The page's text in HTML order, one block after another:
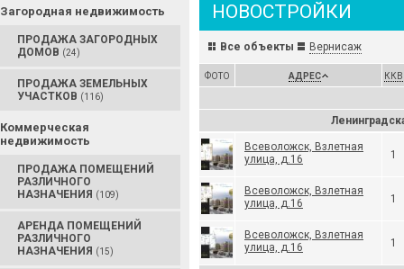
Загородная недвижимость
ПРОДАЖА ЗАГОРОДНЫХ
ДОМОВ (24)
ПРОДАЖА ЗЕМЕЛЬНЫХ
УЧАСТКОВ (116)
Коммерческая
недвижимость
ПРОДАЖА ПОМЕЩЕНИЙ
РАЗЛИЧНОГО
НАЗНАЧЕНИЯ (109)
АРЕНДА ПОМЕЩЕНИЙ
РАЗЛИЧНОГО
НАЗНАЧЕНИЯ (15)
НОВОСТРОЙКИ
Все объекты Вернисаж
ФОТО АДРЕС ККВ
Всеволожск, Взлетная
улица, д.16
1
Всеволожск, Взлетная
улица, д.16
1
Всеволожск, Взлетная
улица, д.16
1